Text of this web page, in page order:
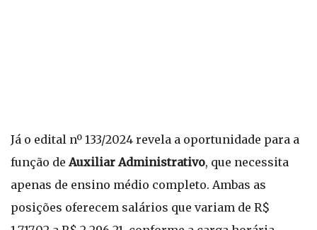
Já o edital nº 133/2024 revela a oportunidade para a
função deAuxiliar Administrativo, que necessita
apenas de ensino médio completo. Ambas as
posições oferecem salários que variam de R$